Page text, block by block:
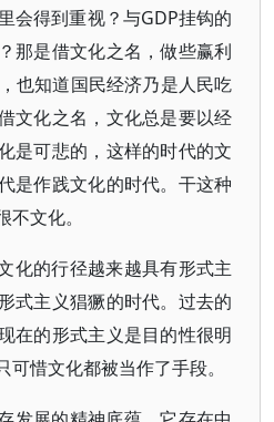
会得到重视？与GDP挂钩的
那是借文化之名，做些赢利
也知道国民经济乃是人民吃
文化之名，文化总是要以经
是可悲的，这样的时代的文
是作践文化的时代。干这种
文化。
化的行径越来越具有形式主
式主义猖獗的时代。过去的
在的形式主义是目的性很明
惜文化都被当作了手段。